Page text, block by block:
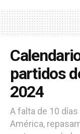
partidos
2024
A falta de 10 días
América,